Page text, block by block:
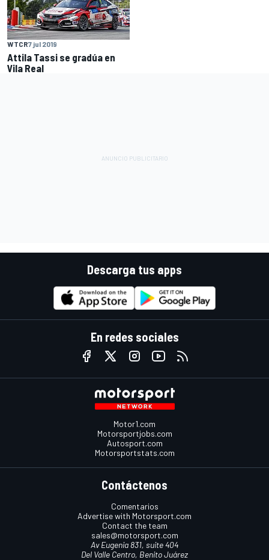
WTCR7 jul 2019
Attila Tassi se gradúa en
Vila Real
Descarga tus apps
En redes sociales
Motor1.com
Motorsportjobs.com
Autosport.com
Motorsportstats.com
Contáctenos
Comentarios
Advertise with Motorsport.com
Contact the team
sales@motorsport.com
Av Eugenia 831, suite 404
Del Valle Centro, Benito Juárez